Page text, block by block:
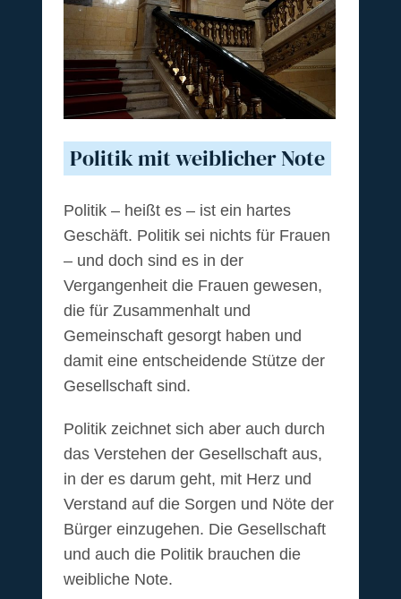
Politik mit weiblicher Note
Politik – heißt es – ist ein hartes
Geschäft. Politik sei nichts für Frauen
– und doch sind es in der
Vergangenheit die Frauen gewesen,
die für Zusammenhalt und
Gemeinschaft gesorgt haben und
damit eine entscheidende Stütze der
Gesellschaft sind.
Politik zeichnet sich aber auch durch
das Verstehen der Gesellschaft aus,
in der es darum geht, mit Herz und
Verstand auf die Sorgen und Nöte der
Bürger einzugehen. Die Gesellschaft
und auch die Politik brauchen die
weibliche Note.